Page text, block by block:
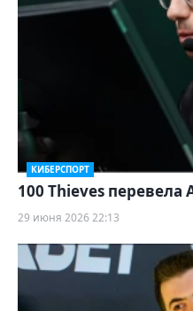
КИБЕРСПОРТ
100 Thieves перевела
29 июня 2026 22:13